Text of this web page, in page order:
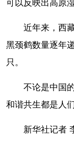
可以反映出高原
近年来，西
黑颈鹤数量逐年
只。
不论是中国
和谐共生都是人
新华社记者